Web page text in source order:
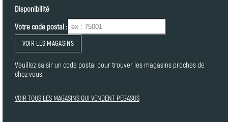
Disponibilité
Votre code postal :
VOIR LES MAGASINS
Veuillez saisir un code postal pour trouver les magasins proches de
chez vous.
VOIR TOUS LES MAGASINS QUI VENDENT PEGASUS